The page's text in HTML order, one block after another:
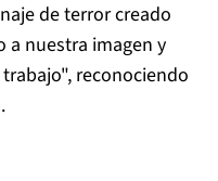
de terror creado
a nuestra imagen y
reconociendo